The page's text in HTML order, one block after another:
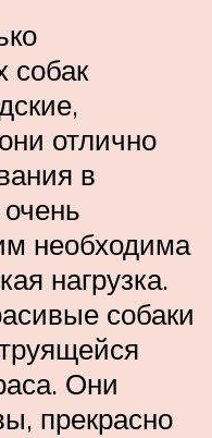
собак
отлично
в
необходима
нагрузка.
собаки
Они
прекрасно